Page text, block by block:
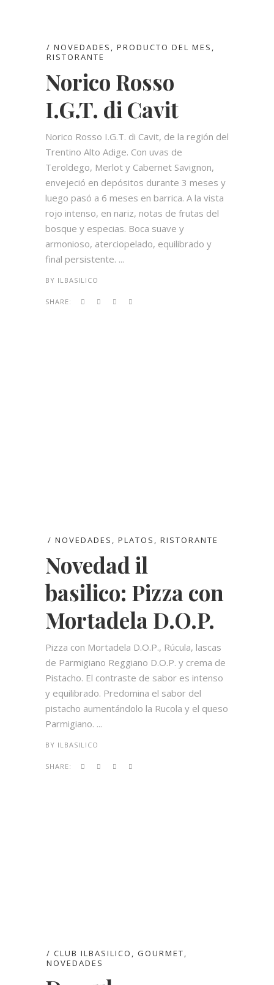
NOVEDADES , PRODUCTO DEL MES ,
RISTORANTE
Norico Rosso
I.G.T. di Cavit
Norico Rosso I.G.T. di Cavit, de la región del
Trentino Alto Adige. Con uvas de
Teroldego, Merlot y Cabernet Savignon,
envejeció en depósitos durante 3 meses y
luego pasó a 6 meses en barrica. A la vista
rojo intenso, en nariz, notas de frutas del
bosque y especias. Boca suave y
armonioso, aterciopelado, equilibrado y
final persistente. ...
BY ILBASILICO
SHARE:
NOVEDADES , PLATOS , RISTORANTE
Novedad il
basilico: Pizza con
Mortadela D.O.P.
Pizza con Mortadela D.O.P., Rúcula, lascas
de Parmigiano Reggiano D.O.P. y crema de
Pistacho. El contraste de sabor es intenso
y equilibrado. Predomina el sabor del
pistacho aumentándolo la Rucola y el queso
Parmigiano. ...
BY ILBASILICO
SHARE:
CLUB ILBASILICO , GOURMET,
NOVEDADES